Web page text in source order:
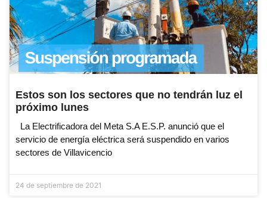
Estos son los sectores que no tendrán luz el
próximo lunes
La Electrificadora del Meta S.A E.S.P. anunció que el
servicio de energía eléctrica será suspendido en varios
sectores de Villavicencio
24 de septiembre de 2021